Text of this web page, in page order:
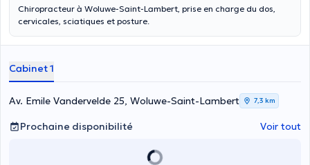
Chiropracteur à Woluwe-Saint-Lambert, prise en charge du dos,
cervicales, sciatiques et posture.
Cabinet 1
Av. Emile Vandervelde 25, Woluwe-Saint-Lambert 7,3 km
Prochaine disponibilité Voir tout